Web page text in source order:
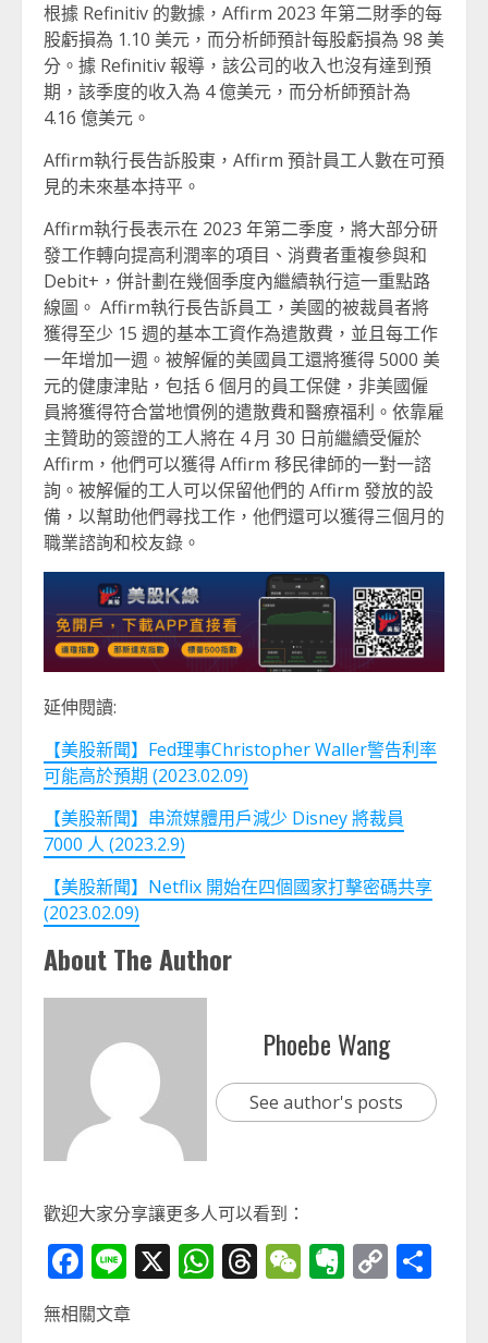
根據 Refinitiv 的數據，Affirm 2023 年第二財季的每
股虧損為 1.10 美元，而分析師預計每股虧損為 98 美
分。據 Refinitiv 報導，該公司的收入也沒有達到預
期，該季度的收入為 4 億美元，而分析師預計為
4.16 億美元。
Affirm執行長告訴股東，Affirm 預計員工人數在可預
見的未來基本持平。
Affirm執行長表示在 2023 年第二季度，將大部分研
發工作轉向提高利潤率的項目、消費者重複參與和
Debit+，併計劃在幾個季度內繼續執行這一重點路
線圖。 Affirm執行長告訴員工，美國的被裁員者將
獲得至少 15 週的基本工資作為遣散費，並且每工作
一年增加一週。被解僱的美國員工還將獲得 5000 美
元的健康津貼，包括 6 個月的員工保健，非美國僱
員將獲得符合當地慣例的遣散費和醫療福利。依靠雇
主贊助的簽證的工人將在 4 月 30 日前繼續受僱於
Affirm，他們可以獲得 Affirm 移民律師的一對一諮
詢。被解僱的工人可以保留他們的 Affirm 發放的設
備，以幫助他們尋找工作，他們還可以獲得三個月的
職業諮詢和校友錄。
延伸閱讀:
【美股新聞】Fed理事Christopher Waller警告利率
可能高於預期 (2023.02.09)
【美股新聞】串流媒體用戶減少 Disney 將裁員
7000 人 (2023.2.9)
【美股新聞】Netflix 開始在四個國家打擊密碼共享
(2023.02.09)
About The Author
Phoebe Wang
See author's posts
歡迎大家分享讓更多人可以看到：
Facebook
Line
X WhatsApp
Threads
WeChat
Evernote
Copy
無相關文章